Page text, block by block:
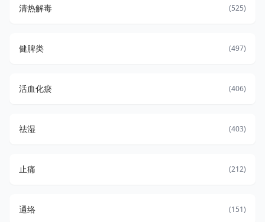
清热解毒 (525)
健脾类 (497)
活血化瘀 (406)
祛湿 (403)
止痛 (212)
通络 (151)